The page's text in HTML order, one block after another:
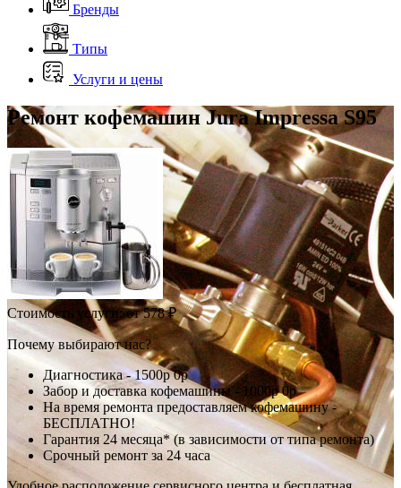
Бренды
Типы
Услуги и цены
Ремонт кофемашин Jura Impressa S95
Стоимость услуги:от 578 ₽
Почему выбирают нас?
Диагностика -1500р0р
Забор и доставка кофемашины - 1000р0р
На время ремонта предоставляем кофемашину -
БЕСПЛАТНО!
Гарантия 24 месяца* (в зависимости от типа ремонта)
Срочный ремонт за 24 часа